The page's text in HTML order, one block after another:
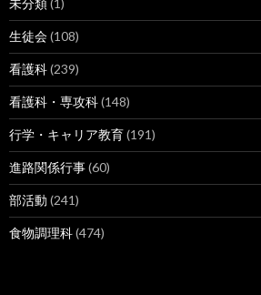
未分類(1)
生徒会(108)
看護科(239)
看護科・専攻科(148)
行学・キャリア教育(191)
進路関係行事(60)
部活動 (241)
食物調理科(474)